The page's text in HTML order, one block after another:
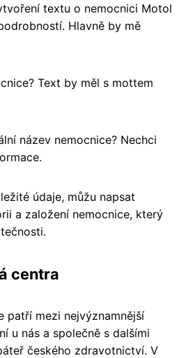
textu o nemocnici Motol
Hlavně by mě
Text by měl s mottem
název nemocnice? Nechci
údaje, můžu napsat
a založení nemocnice, který
centra
patří mezi nejvýznamnější
u nás a společně s dalšími
českého zdravotnictví. V